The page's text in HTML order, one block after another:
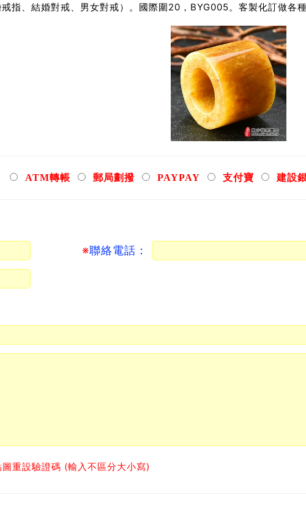
指、結婚對戒、男女對戒）。國際圍20，BYG005。客製化訂做各
ATM轉帳 郵局劃撥 PAYPAY 支付寶 建設
※聯絡電話：
重設驗證碼 (輸入不區分大小寫)